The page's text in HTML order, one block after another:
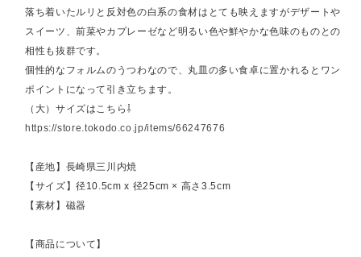
落ち着いたルリと反対色の白系の食材はとても映えますがデザートや
スイーツ、前菜やカプレーゼなど明るい色や鮮やかな色味のものとの
相性も抜群です。
個性的なフォルムのうつわなので、丸皿の多い食卓に置かれるとワン
ポイントになって引き立ちます。
（大）サイズはこちら⇩
https://store.tokodo.co.jp/items/66247676
【産地】長崎県三川内焼
【サイズ】径10.5cm x 径25cm × 高さ3.5cm
【素材】磁器
【商品について】